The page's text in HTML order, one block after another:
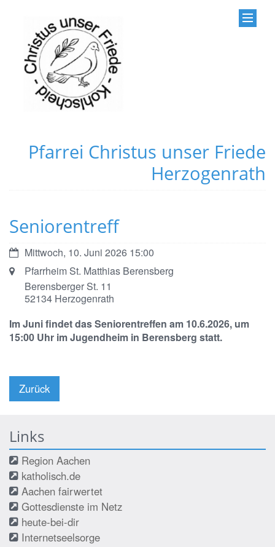
Pfarrei Christus unser Friede
Herzogenrath
Seniorentreff
Datum:Mittwoch, 10. Juni 2026 15:00
Ort: Pfarrheim St. Matthias Berensberg
Berensberger St. 11
52134 Herzogenrath
Im Juni findet das Seniorentreffen am 10.6.2026, um
15:00 Uhr im Jugendheim in Berensberg statt.
Zurück
Links
Region Aachen
katholisch.de
Aachen fairwertet
Gottesdienste im Netz
heute-bei-dir
Internetseelsorge